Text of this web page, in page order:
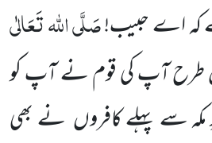
کہ اے حبیب!صَلَّی اللہ تَعَالٰی
آپ کی قوم نے آپ کو
مکہ سے پہلے کافروں نے بھی